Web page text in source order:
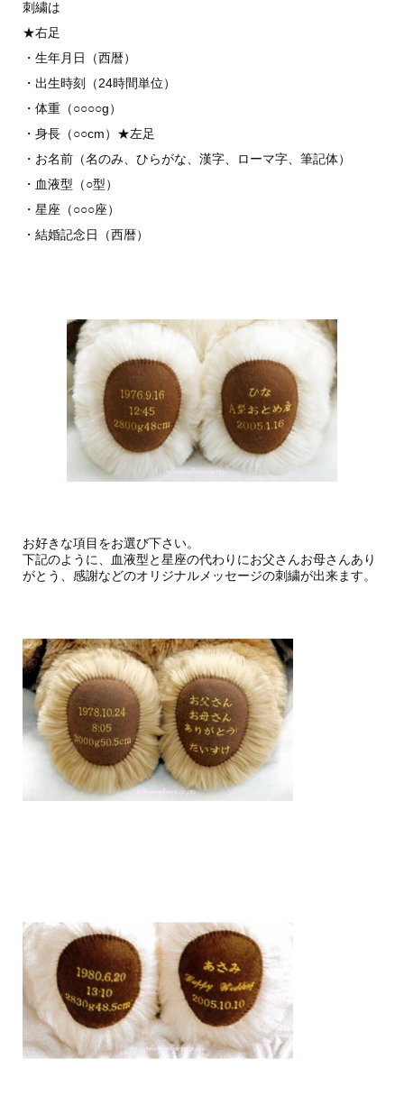
刺繍は
★右足
・生年月日（西暦）
・出生時刻（24時間単位）
・体重（○○○○g）
・身長（○○cm）★左足
・お名前（名のみ、ひらがな、漢字、ローマ字、筆記体）
・血液型（○型）
・星座（○○○座）
・結婚記念日（西暦）
お好きな項目をお選び下さい。
下記のように、血液型と星座の代わりにお父さんお母さんあり
がとう、感謝などのオリジナルメッセージの刺繍が出来ます。